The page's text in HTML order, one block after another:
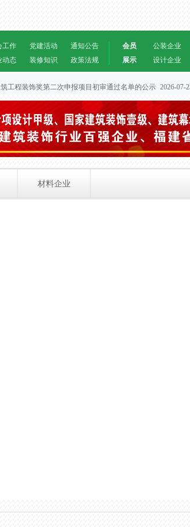
工作 党建活动
通知公告
动态
装修知识 政策法规
会员
展示
公装企业
设计企业
工程装饰奖第二次申报项目初审通过名单的公示 2026-07-23
材料企业